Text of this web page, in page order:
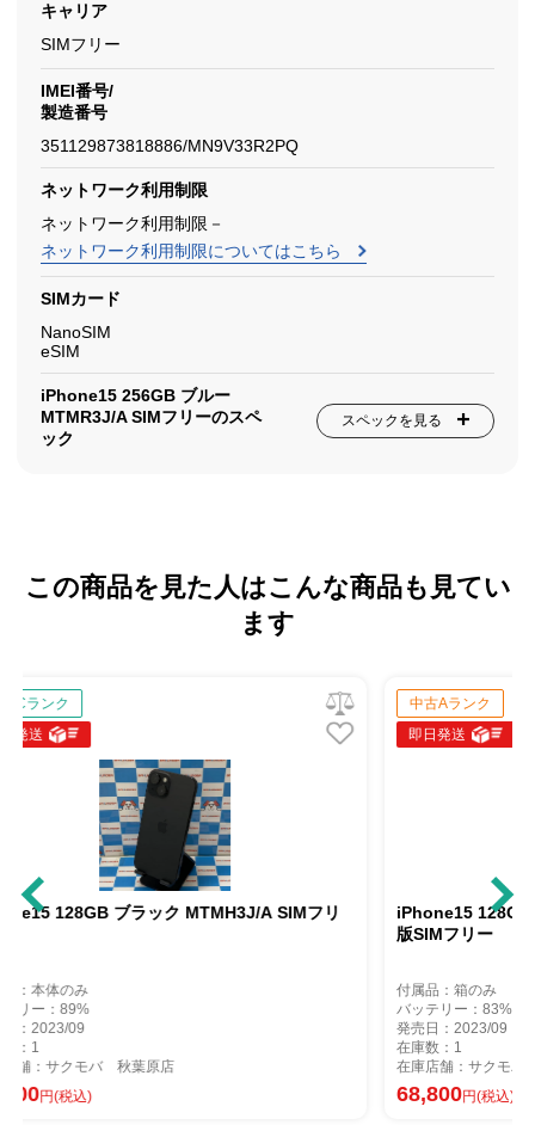
キャリア
SIMフリー
IMEI番号/
製造番号
351129873818886/MN9V33R2PQ
ネットワーク利用制限
ネットワーク利用制限－
ネットワーク利用制限についてはこちら
SIMカード
NanoSIM
eSIM
iPhone15 256GB ブルー
MTMR3J/A SIMフリーのスペ
ック
スペックを見る
この商品を見た人はこんな商品も見てい
ます
A SIMフリ
iPhone15 128GB イエロー MTMK3J/A
在庫店舗：サクモバ 秋葉原店